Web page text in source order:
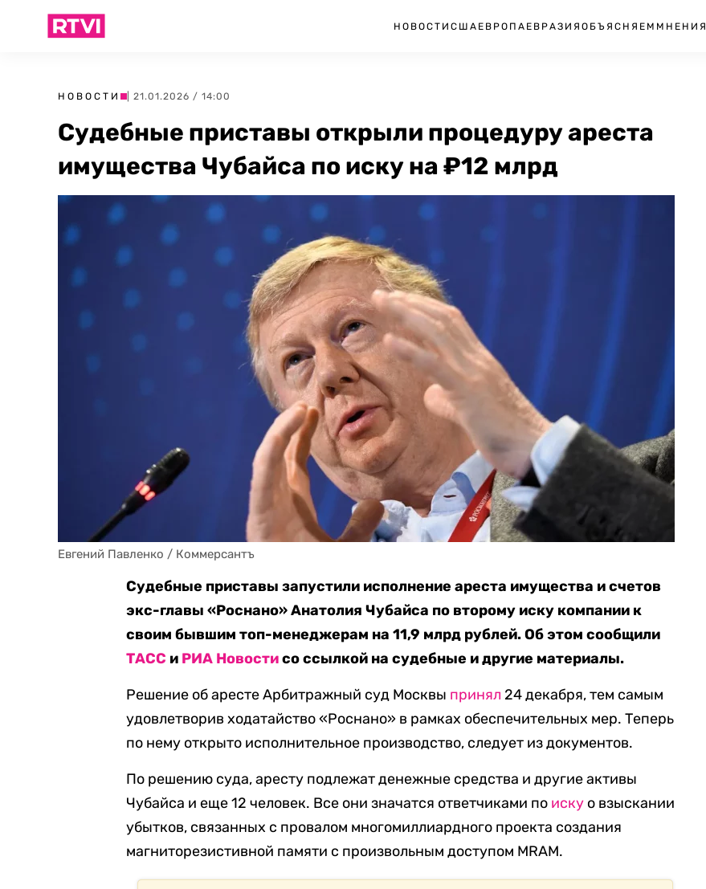
НОВОСТИ США ЕВРОПА ЕВРАЗИЯ ОБЪЯСНЯЕМ МНЕНИЯ
НОВОСТИ | 21.01.2026 / 14:00
Судебные приставы открыли процедуру ареста
имущества Чубайса по иску на ₽12 млрд
Евгений Павленко / Коммерсантъ
Судебные приставы запустили исполнение ареста имущества и счетов
экс-главы «Роснано» Анатолия Чубайса по второму иску компании к
своим бывшим топ-менеджерам на 11,9 млрд рублей. Об этом сообщили
ТАСС и РИА Новостисо ссылкой на судебные и другие материалы.
Решение об аресте Арбитражный суд Москвы принял 24 декабря, тем самым
удовлетворив ходатайство «Роснано» в рамках обеспечительных мер. Теперь
по нему открыто исполнительное производство, следует из документов.
По решению суда, аресту подлежат денежные средства и другие активы
Чубайса и еще 12 человек. Все они значатся ответчиками по иску о взыскании
убытков, связанных с провалом многомиллиардного проекта создания
магниторезистивной памяти с произвольным доступом MRAM.